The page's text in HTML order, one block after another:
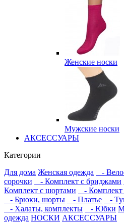
Женские носки
Мужские носки
АКСЕССУАРЫ
Категории
Для дома Женская одежда -
сорочки
- Комплект с бриджами
Комплект с шортами
- Комплект
- Брюки, шорты
- Платье -
- Халаты, комплекты
- Юбки
одежда НОСКИ АКСЕССУАРЫ